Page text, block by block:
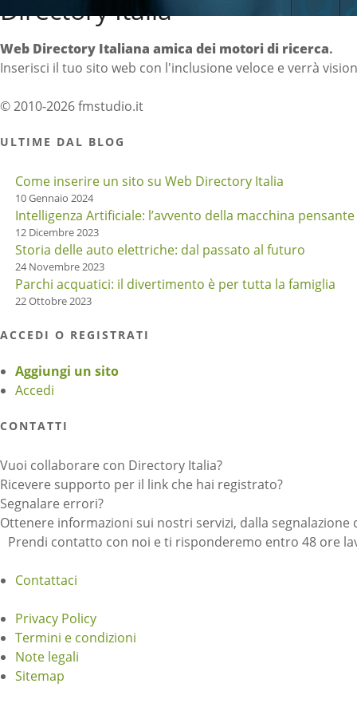
Directory Italia
Web Directory Italiana amica dei motori di ricerca.
Inserisci il tuo sito web con l'inclusione veloce e verrà
© 2010-2026 fmstudio.it
ULTIME DAL BLOG
Come inserire un sito su Web Directory Italia
10 Gennaio 2024
Intelligenza Artificiale: l’avvento della macchina pensante
12 Dicembre 2023
Storia delle auto elettriche: dal passato al futuro
24 Novembre 2023
Parchi acquatici: il divertimento è per tutta la famiglia
22 Ottobre 2023
ACCEDI O REGISTRATI
Aggiungi un sito
Accedi
CONTATTI
Vuoi collaborare con Directory Italia?
Ricevere supporto per il link che hai registrato?
Segnalare errori?
Ottenere informazioni sui nostri servizi, dalla
Prendi contatto con noi e ti risponderemo entro 48 ore
Contattaci
Privacy Policy
Termini e condizioni
Note legali
Sitemap